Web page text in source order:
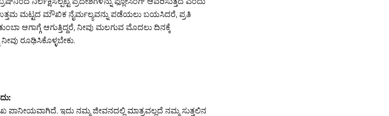
ಮಟ್ಟದ ಮೌಖಿಕ ನೈರ್ಮಲ್ಯವನ್ನು ಪಡೆಯಲು ಬಯಸಿದರೆ, ಪ್ರತಿ
ಆಗಾಗ್ಗೆ ಆಗುತ್ತಿದ್ದರೆ, ನೀವು ಮಲಗುವ ಮೊದಲು ದಿನಕ್ಕೆ
ರೂಢಿಸಿಕೊಳ್ಳಬೇಕು.
ಪಾನೀಯವಾಗಿದೆ. ಇದು ನಮ್ಮ ಜೀವನದಲ್ಲಿ ಮಾತ್ರವಲ್ಲದೆ ನಮ್ಮ ಸುತ್ತಲಿನ